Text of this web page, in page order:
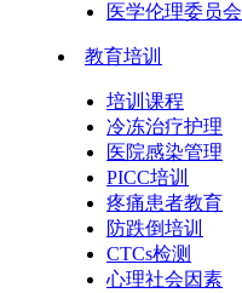
医学伦理委员会
教育培训
培训课程
冷冻治疗护理
医院感染管理
PICC培训
疼痛患者教育
防跌倒培训
CTCs检测
心理社会因素